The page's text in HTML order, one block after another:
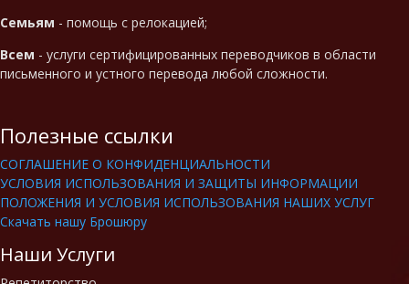
Семьям - помощь с релокацией;
Всем - услуги сертифицированных переводчиков в области
письменного и устного перевода любой сложности.
Полезные ссылки
СОГЛАШЕНИЕ О КОНФИДЕНЦИАЛЬНОСТИ
УСЛОВИЯ ИСПОЛЬЗОВАНИЯ И ЗАЩИТЫ ИНФОРМАЦИИ
ПОЛОЖЕНИЯ И УСЛОВИЯ ИСПОЛЬЗОВАНИЯ НАШИХ УСЛУГ
Скачать нашу Брошюру
Наши Услуги